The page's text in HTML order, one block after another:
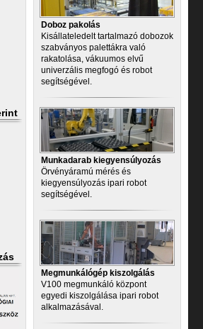
Doboz pakolás
Kisállateledelt tartalmazó dobozok
szabványos palettákra való
rakatolása, vákuumos elvű
univerzális megfogó és robot
segítségével.
Munkadarab kiegyensúlyozás
Örvényáramú mérés és
kiegyensúlyozás ipari robot
segítségével.
Megmunkálógép kiszolgálás
V100 megmunkáló központ
egyedi kiszolgálása ipari robot
alkalmazásával.